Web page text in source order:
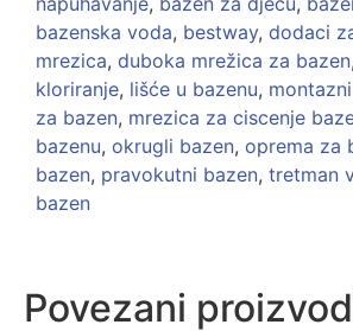
Povezani
bazenska voda, bestway, dodaci
mrezica, duboka mrežica za bazen,
kloriranje, lišće u bazenu,
za bazen, mrezica za ciscenje
bazenu, okrugli bazen, oprema za
bazen, pravokutni bazen, tretman
bazen